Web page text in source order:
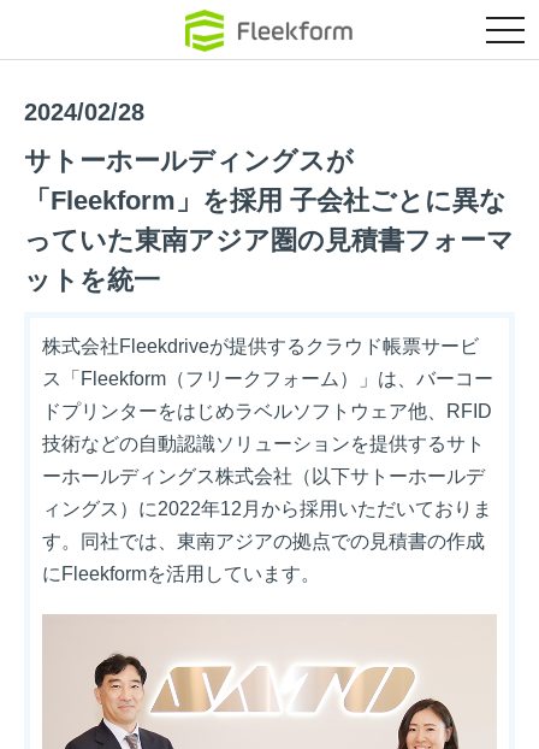
クラウド環
2024/02/28
サトーホールディングスが
「Fleekform」を採用 子会社ごとに異な
っていた東南アジア圏の見積書フォーマ
ットを統一
株式会社Fleekdriveが提供するクラウド帳票サービ
ス「Fleekform（フリークフォーム）」は、バーコー
ドプリンターをはじめラベルソフトウェア他、RFID
技術などの自動認識ソリューションを提供するサト
ーホールディングス株式会社（以下サトーホールデ
ィングス）に2022年12月から採用いただいておりま
す。同社では、東南アジアの拠点での見積書の作成
にFleekformを活用しています。